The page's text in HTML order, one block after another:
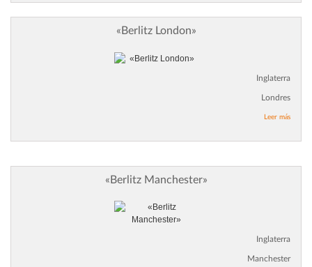
«Berlitz London»
Inglaterra
Londres
Leer más
«Berlitz Manchester»
Inglaterra
Manchester